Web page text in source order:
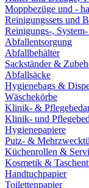
Moppbezüge und -
Reinigungssets und
Reinigungs-,
Abfallentsorgung
Abfallbehälter
Sackständer &
Abfallsäcke
Hygienebags &
Wäschekörbe
Klinik- &
Klinik- und
Hygienepapiere
Putz- &
Küchenrollen &
Kosmetik &
Handtuchpapier
Toilettenpapier